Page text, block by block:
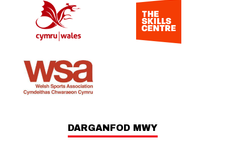
DARGANFOD MWY